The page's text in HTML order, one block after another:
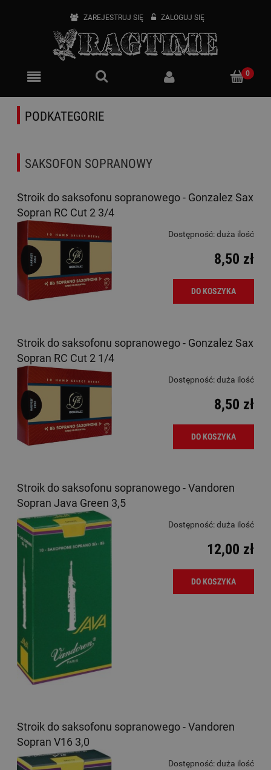
ZAREJESTRUJ SIĘ ZALOGUJ SIĘ
PODKATEGORIE
SAKSOFON SOPRANOWY
Stroik do saksofonu sopranowego - Gonzalez Sax
Sopran RC Cut 2 3/4
Dostępność:duża ilość
8,50 zł
DO KOSZYKA
Stroik do saksofonu sopranowego - Gonzalez Sax
Sopran RC Cut 2 1/4
Dostępność:duża ilość
8,50 zł
DO KOSZYKA
Stroik do saksofonu sopranowego - Vandoren
Sopran Java Green 3,5
Dostępność:duża ilość
12,00 zł
DO KOSZYKA
Stroik do saksofonu sopranowego - Vandoren
Sopran V16 3,0
Dostępność:duża ilość